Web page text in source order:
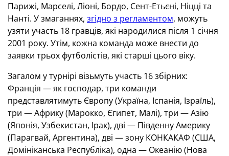
Парижі, Марселі, Ліоні, Бордо, Сент-Етьєні, Ніцці та
Нанті. У змаганнях, згідно з регламентом, можуть
узяти участь 18 гравців, які народилися після 1 січня
2001 року. Утім, кожна команда може внести до
заявки трьох футболістів, які старші цього віку.
Загалом у турнірі візьмуть участь 16 збірних:
Франція — як господар, три команди
представлятимуть Європу (Україна, Іспанія, Ізраїль),
три — Африку (Марокко, Єгипет, Малі), три — Азію
(Японія, Узбекистан, Ірак), дві — Південну Америку
(Парагвай, Аргентина), дві — зону КОНКАКАФ (США,
Домініканська Республіка), одна — Океанію (Нова